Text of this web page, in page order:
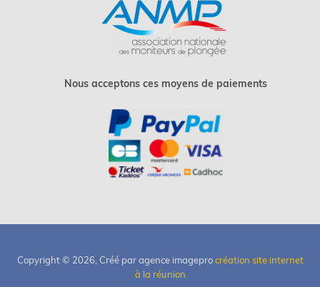
Nous acceptons ces moyens de paiements
Copyright © 2026, Créé par agence imageprocréation site internet
à la réunion